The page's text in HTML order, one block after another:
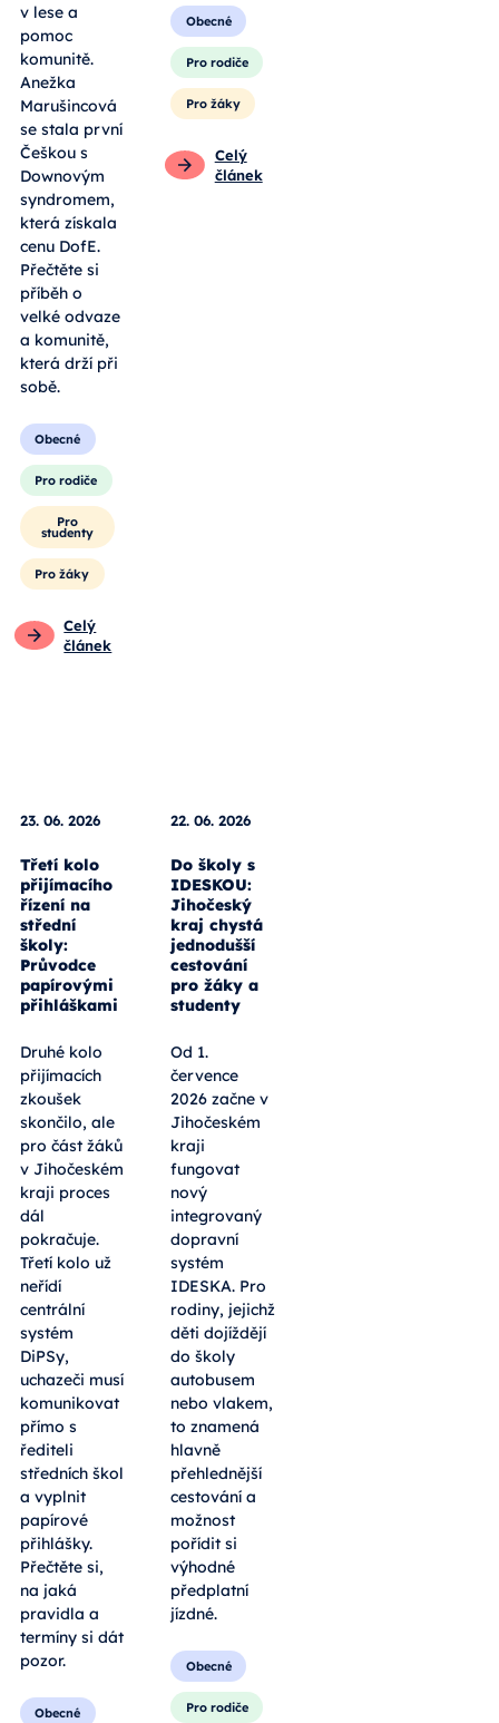
v lese a
pomoc
komunitě.
Anežka
Marušincová
se stala první
Češkou s
Downovým
syndromem,
která získala
cenu DofE.
Přečtěte si
příběh o
velké odvaze
a komunitě,
která drží při
sobě.
Obecné
Pro rodiče
Pro
studenty
Pro žáky
Celý
článek
Obecné
Pro rodiče
Pro žáky
Celý
článek
23. 06. 2026
Třetí kolo
přijímacího
řízení na
střední
školy:
Průvodce
papírovými
přihláškami
Druhé kolo
přijímacích
zkoušek
skončilo, ale
pro část žáků
v Jihočeském
kraji proces
dál
pokračuje.
Třetí kolo už
neřídí
centrální
systém
DiPSy,
uchazeči musí
komunikovat
přímo s
řediteli
středních škol
a vyplnit
papírové
přihlášky.
Přečtěte si,
na jaká
pravidla a
termíny si dát
pozor.
Obecné
22. 06. 2026
Do školy s
IDESKOU:
Jihočeský
kraj chystá
jednodušší
cestování
pro žáky a
studenty
Od 1.
července
2026 začne v
Jihočeském
kraji
fungovat
nový
integrovaný
dopravní
systém
IDESKA. Pro
rodiny, jejichž
děti dojíždějí
do školy
autobusem
nebo vlakem,
to znamená
hlavně
přehlednější
cestování a
možnost
pořídit si
výhodné
předplatní
jízdné.
Obecné
Pro rodiče